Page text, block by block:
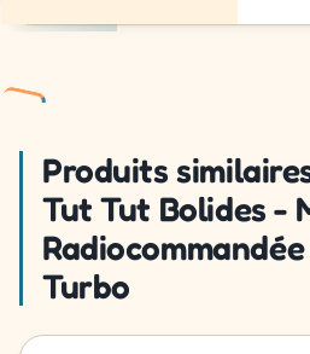
Produits
Tut Tut Bolides -
Turbo